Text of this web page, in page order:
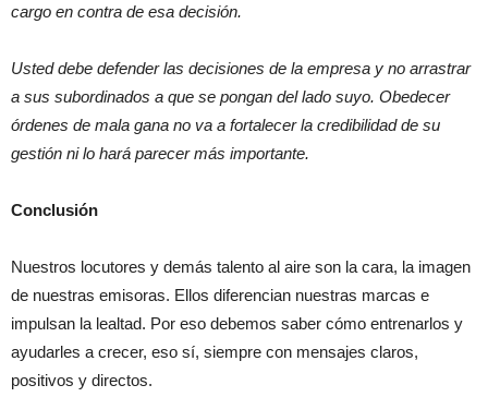
cargo en contra de esa decisión.
Usted debe defender las decisiones de la empresa y no arrastrar
a sus subordinados a que se pongan del lado suyo. Obedecer
órdenes de mala gana no va a fortalecer la credibilidad de su
gestión ni lo hará parecer más importante.
Conclusión
Nuestros locutores y demás talento al aire son la cara, la imagen
de nuestras emisoras. Ellos diferencian nuestras marcas e
impulsan la lealtad. Por eso debemos saber cómo entrenarlos y
ayudarles a crecer, eso sí, siempre con mensajes claros,
positivos y directos.